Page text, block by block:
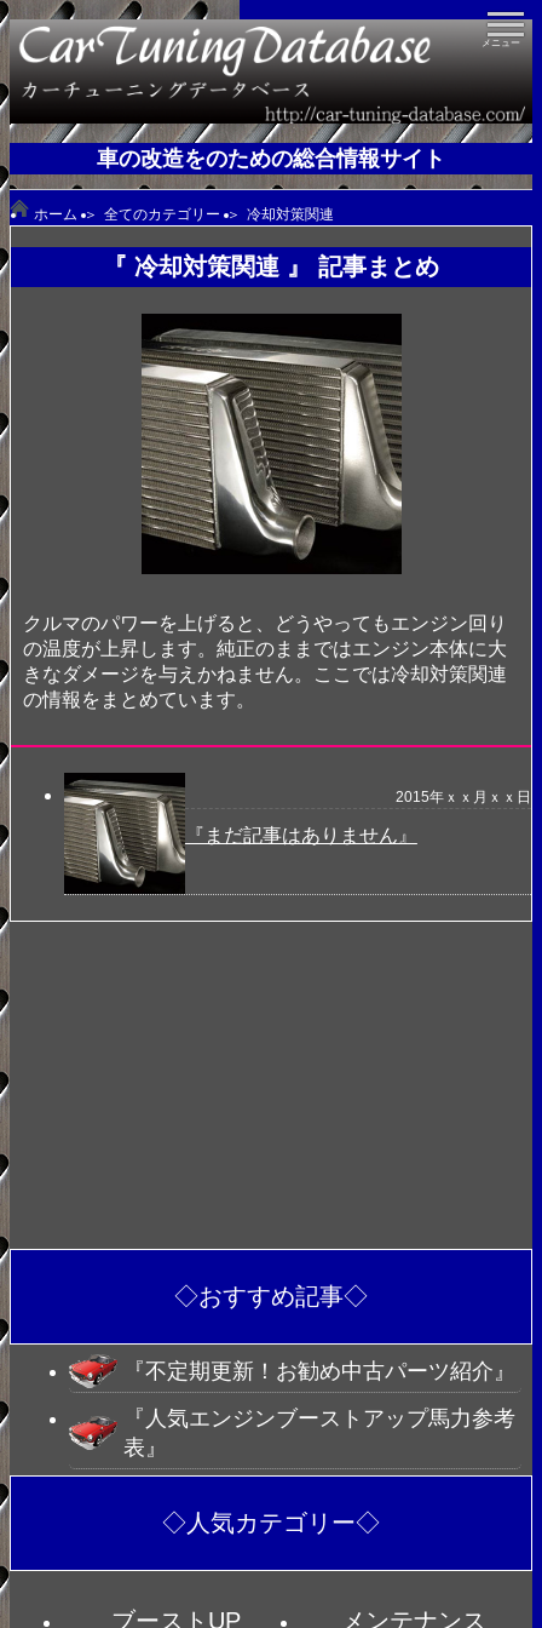
ＨＯＭＥ
ＣＡＴＥＧＯＲＹ
馬力UP基礎知識
ＡＢＯＵＴ
ＣＯＮＴＡＣＴ
メニュー
車の改造をのための総合情報サイト
ホーム ＞ 全てのカテゴリー ＞ 冷却対策関連
『 冷却対策関連 』 記事まとめ
クルマのパワーを上げると、どうやってもエンジン回り
の温度が上昇します。純正のままではエンジン本体に大
きなダメージを与えかねません。ここでは冷却対策関連
の情報をまとめています。
2015年ｘｘ月ｘｘ日
『まだ記事はありません』
◇おすすめ記事◇
『不定期更新！お勧め中古パーツ紹介』
『人気エンジンブーストアップ馬力参考
表』
◇人気カテゴリー◇
ブーストUP メンテナンス